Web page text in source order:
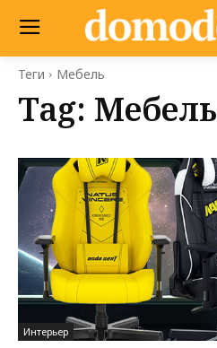
Теги Мебель
Tag: Мебель
Интерьер